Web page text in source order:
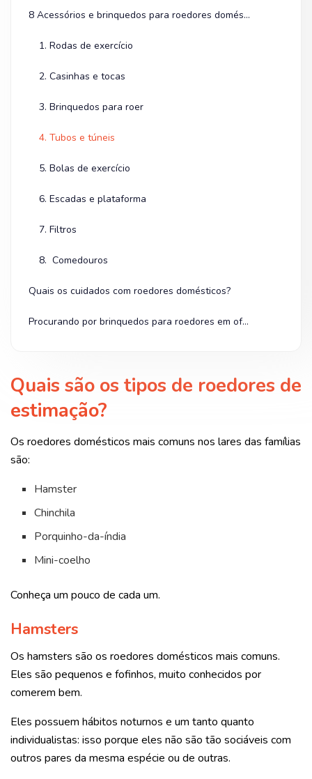
8 Acessórios e brinquedos para roedores domésticos
1. Rodas de exercício
2. Casinhas e tocas
3. Brinquedos para roer
4. Tubos e túneis
5. Bolas de exercício
6. Escadas e plataforma
7. Filtros
8. Comedouros
Quais os cuidados com roedores domésticos?
Procurando por brinquedos para roedores em oferta? Olha na Shopee!
Quais são os tipos de roedores de
estimação?
Os roedores domésticos mais comuns nos lares das famílias
são:
Hamster
Chinchila
Porquinho-da-índia
Mini-coelho
Conheça um pouco de cada um.
Hamsters
Os hamsters são os roedores domésticos mais comuns.
Eles são pequenos e fofinhos, muito conhecidos por
comerem bem.
Eles possuem hábitos noturnos e um tanto quanto
individualistas: isso porque eles não são tão sociáveis com
outros pares da mesma espécie ou de outras.